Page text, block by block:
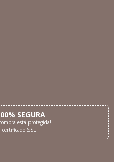
SEGURA
está protegida!
certificado SSL